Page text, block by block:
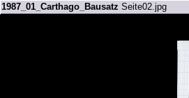
1987_01_Carthago_BausatzSeite02.jpg